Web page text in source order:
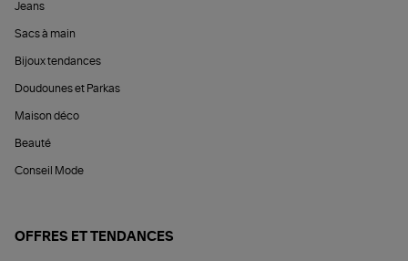
Jeans
Sacs à main
Bijoux tendances
Doudounes et Parkas
Maison déco
Beauté
Conseil Mode
OFFRES ET TENDANCES